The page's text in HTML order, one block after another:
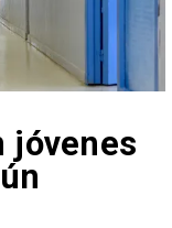
jóvenes